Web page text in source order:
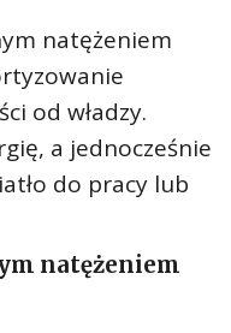
natężeniem
od władzy.
a jednocześnie
do pracy lub
natężeniem